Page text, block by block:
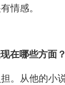
情感。
在哪些方面？
。从他的小